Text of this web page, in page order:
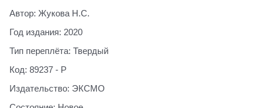
Автор: Жукова Н.С.
Год издания: 2020
Тип переплёта: Твердый
Код: 89237 - Р
Издательство: ЭКСМО